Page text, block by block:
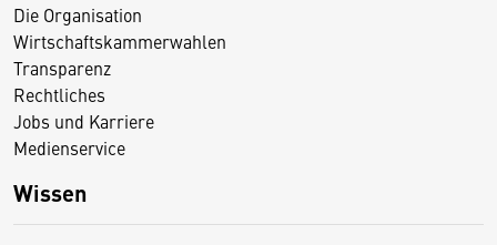
Die Organisation
Wirtschaftskammerwahlen
Transparenz
Rechtliches
Jobs und Karriere
Medienservice
Wissen